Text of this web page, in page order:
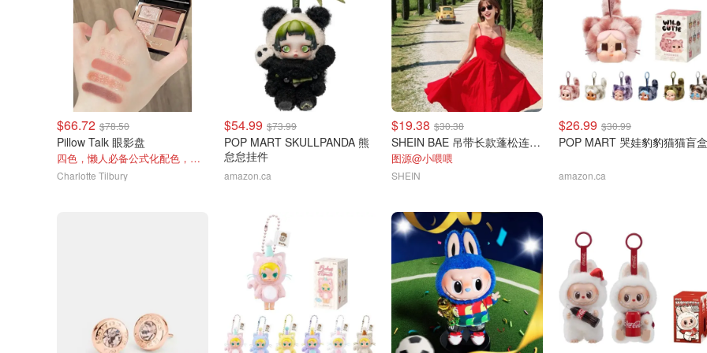
$66.72 $78.50
Pillow Talk 眼影盘
四色，懒人必备公式化配色，露思超爱！
Charlotte Tilbury
$54.99 $73.99
POP MART SKULLPANDA 熊
怠怠挂件
amazon.ca
$19.38 $30.38
SHEIN BAE 吊带长款蓬松连衣裙
图源@小喂喂
SHEIN
$26.99 $30.99
POP MART 哭娃豹豹猫猫盲盒
amazon.ca